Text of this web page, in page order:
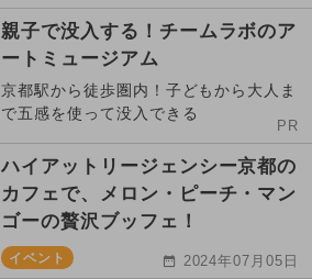
親子で没入する！チームラボのア
ートミュージアム
京都駅から徒歩圏内！子どもから大人ま
で五感を使って没入できる
PR
ハイアットリージェンシー京都の
カフェで、メロン・ピーチ・マン
ゴーの贅沢ブッフェ！
イベント 2024年07月05日